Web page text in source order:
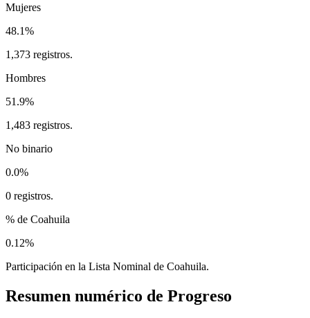
Mujeres
48.1%
1,373 registros.
Hombres
51.9%
1,483 registros.
No binario
0.0%
0 registros.
% de Coahuila
0.12%
Participación en la Lista Nominal de Coahuila.
Resumen numérico de Progreso